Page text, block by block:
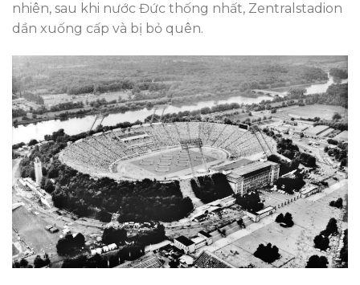
nhiên, sau khi nước Đức thống nhất, Zentralstadion
dần xuống cấp và bị bỏ quên.